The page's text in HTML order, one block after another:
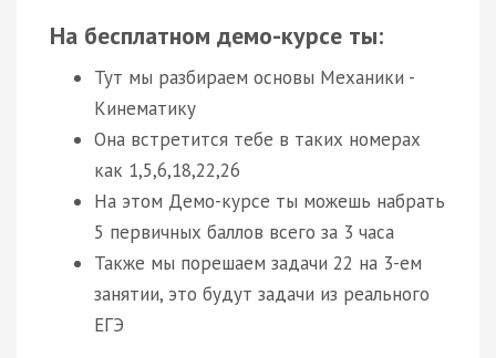
На бесплатном демо-курсе ты:
Тут мы разбираем основы Механики -
Кинематику
Она встретится тебе в таких номерах
как 1,5,6,18,22,26
На этом Демо-курсе ты можешь набрать
5 первичных баллов всего за 3 часа
Также мы порешаем задачи 22 на 3-ем
занятии, это будут задачи из реального
ЕГЭ